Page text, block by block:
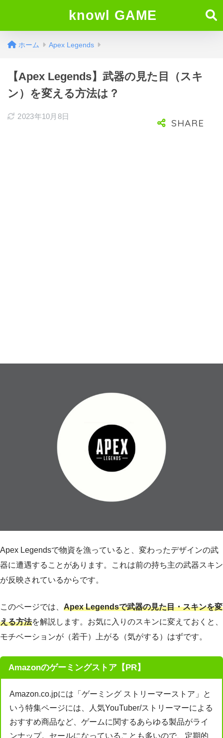
knowl GAME
ホーム Apex Legends
【Apex Legends】武器の見た目（スキ
ン）を変える方法は？
2023年10月8日
Apex Legendsで物資を漁っていると、変わったデザインの武
器に遭遇することがあります。これは前の持ち主の武器スキン
が反映されているからです。
このページでは、 Apex Legendsで武器の見た目・スキンを変
える方法を解説します。お気に入りのスキンに変えておくと、
モチベーションが（若干）上がる（気がする）はずです。
Amazonのゲーミングストア【PR】
Amazon.co.jpには「ゲーミング ストリーマーストア」と
いう特集ページには、人気YouTuber/ストリーマーによる
おすすめ商品など、ゲームに関するあらゆる製品がライ
ンナップ。セールになっていることも多いので、定期的